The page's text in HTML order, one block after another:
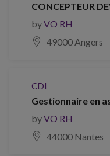
CONCEPTEUR
byVO RH
49000 Angers
CDI
Gestionnaire en
byVO RH
44000 Nantes